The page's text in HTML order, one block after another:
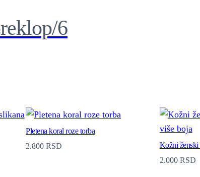
o
j
a
q
6
Pletena koral roze torba
2.800RSD
Kožni
2.000 RSD